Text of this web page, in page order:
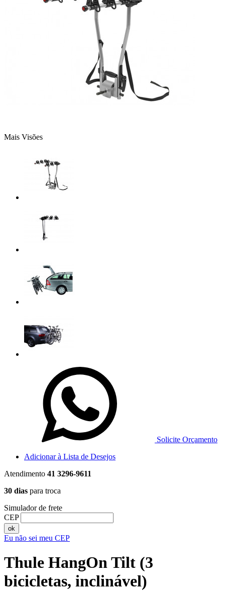
Mais Visões
Solicite Orçamento
Adicionar à Lista de Desejos
Atendimento 41 3296-9611
30 dias para troca
Simulador de frete
CEP
ok
Eu não sei meu CEP
Thule HangOn Tilt (3
bicicletas, inclinável)